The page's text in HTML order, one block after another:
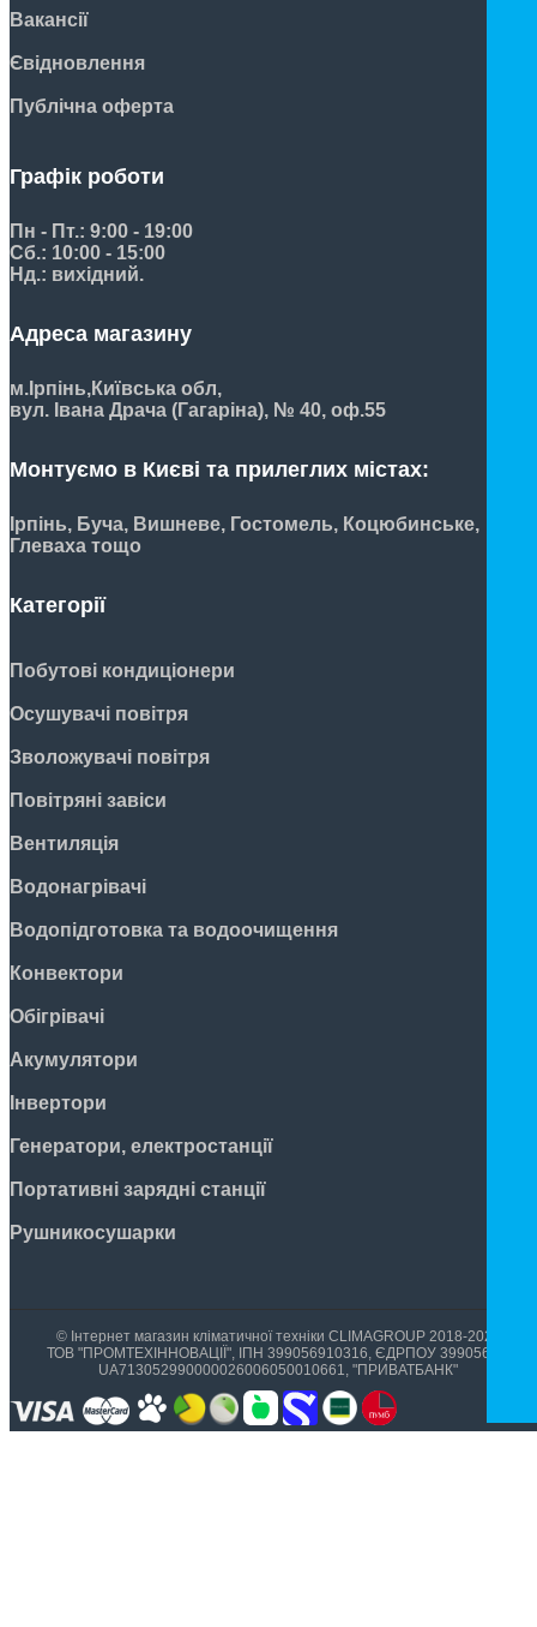
Вакансії
Євідновлення
Публічна оферта
Графік роботи
Пн - Пт.: 9:00 - 19:00
Сб.: 10:00 - 15:00
Нд.: вихідний.
Адреса магазину
м.Ірпінь,Київська обл,
вул. Івана Драча (Гагаріна), № 40, оф.55
Монтуємо в Києві та прилеглих містах:
Ірпінь, Буча, Вишневе, Гостомель, Коцюбинське,
Глеваха тощо
Категорії
Побутові кондиціонери
Осушувачі повітря
Зволожувачі повітря
Повітряні завіси
Вентиляція
Водонагрівачі
Водопідготовка та водоочищення
Конвектори
Обігрівачі
Акумулятори
Інвертори
Генератори, електростанції
Портативні зарядні станції
Рушникосушарки
© Інтернет магазин кліматичної техніки CLIMAGROUP 2018-2026
ТОВ "ПРОМТЕХІННОВАЦІЇ", ІПН 399056910316, ЄДРПОУ 39905699,
UA713052990000026006050010661, "ПРИВАТБАНК"